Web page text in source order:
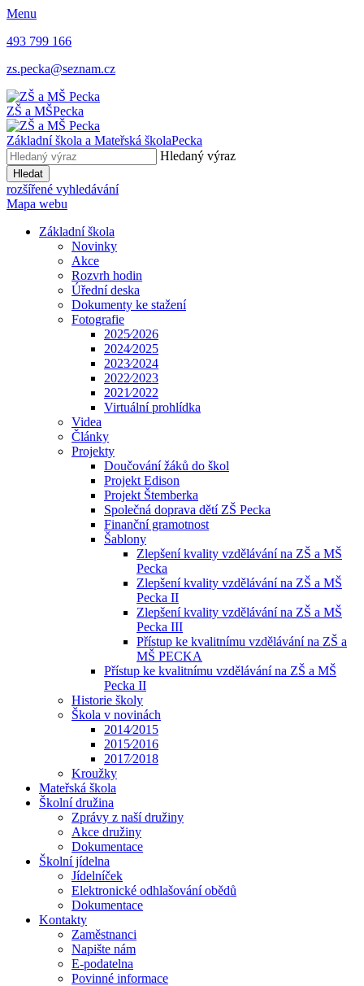
Menu
493 799 166
zs.pecka@seznam.cz
ZŠ a MŠPecka
Základní škola a Mateřská školaPecka
Hledaný výraz
Hledat
rozšířené vyhledávání
Mapa webu
Základní škola
Novinky
Akce
Rozvrh hodin
Úřední deska
Dokumenty ke stažení
Fotografie
2025⁄2026
2024⁄2025
2023⁄2024
2022⁄2023
2021⁄2022
Virtuální prohlídka
Videa
Články
Projekty
Doučování žáků do škol
Projekt Edison
Projekt Štemberka
Společná doprava dětí ZŠ Pecka
Finanční gramotnost
Šablony
Zlepšení kvality vzdělávání na ZŠ a MŠ
Pecka
Zlepšení kvality vzdělávání na ZŠ a MŠ
Pecka II
Zlepšení kvality vzdělávání na ZŠ a MŠ
Pecka III
Přístup ke kvalitnímu vzdělávání na ZŠ a
MŠ PECKA
Přístup ke kvalitnímu vzdělávání na ZŠ a MŠ
Pecka II
Historie školy
Škola v novinách
2014⁄2015
2015⁄2016
2017⁄2018
Kroužky
Mateřská škola
Školní družina
Zprávy z naší družiny
Akce družiny
Dokumentace
Školní jídelna
Jídelníček
Elektronické odhlašování obědů
Dokumentace
Kontakty
Zaměstnanci
Napište nám
E-podatelna
Povinné informace